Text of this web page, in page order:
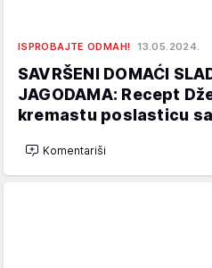
ISPROBAJTE ODMAH! 13.05.2024.
SAVRŠENI DOMAĆI
JAGODAMA: Recept
kremastu poslasticu
Komentariši